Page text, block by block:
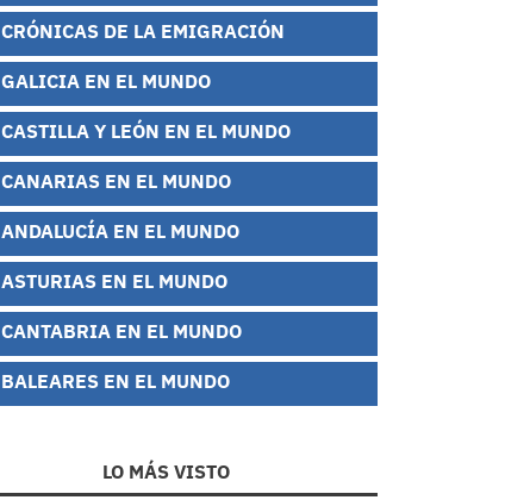
CRÓNICAS DE LA EMIGRACIÓN
GALICIA EN EL MUNDO
CASTILLA Y LEÓN EN EL MUNDO
CANARIAS EN EL MUNDO
ANDALUCÍA EN EL MUNDO
ASTURIAS EN EL MUNDO
CANTABRIA EN EL MUNDO
BALEARES EN EL MUNDO
LO MÁS VISTO